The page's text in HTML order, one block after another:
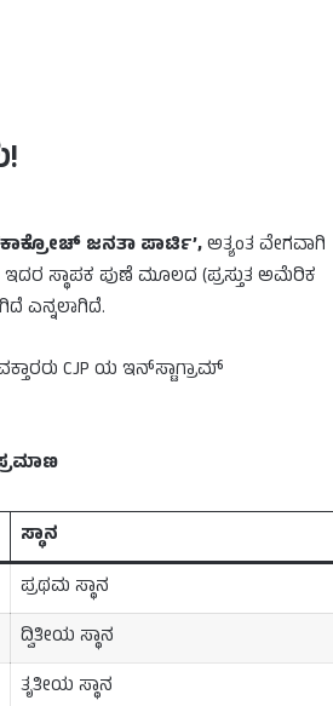
ಕಾಕ್ರೋಚ್ ಜನತಾ ಪಾರ್ಟಿ’,ಅತ್ಯಂತ ವೇಗವಾಗಿ
ಸ್ಥಾಪಕ ಪುಣೆ ಮೂಲದ (ಪ್ರಸ್ತುತ ಅಮೆರಿಕ
ಎನ್ನಲಾಗಿದೆ.
CJP ಯ ಇನ್‌ಸ್ಟಾಗ್ರಾಮ್
ಸ್ಥಾನ
ಪ್ರಥಮ ಸ್ಥಾನ
ದ್ವಿತೀಯ ಸ್ಥಾನ
ತೃತೀಯ ಸ್ಥಾನ